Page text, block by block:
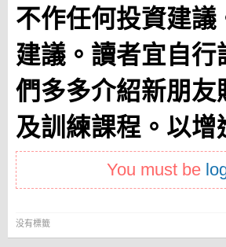
不作任何投資建
建議。讀者宜自
們多多介紹新朋
及訓練課程。以
You must be
没有標籤